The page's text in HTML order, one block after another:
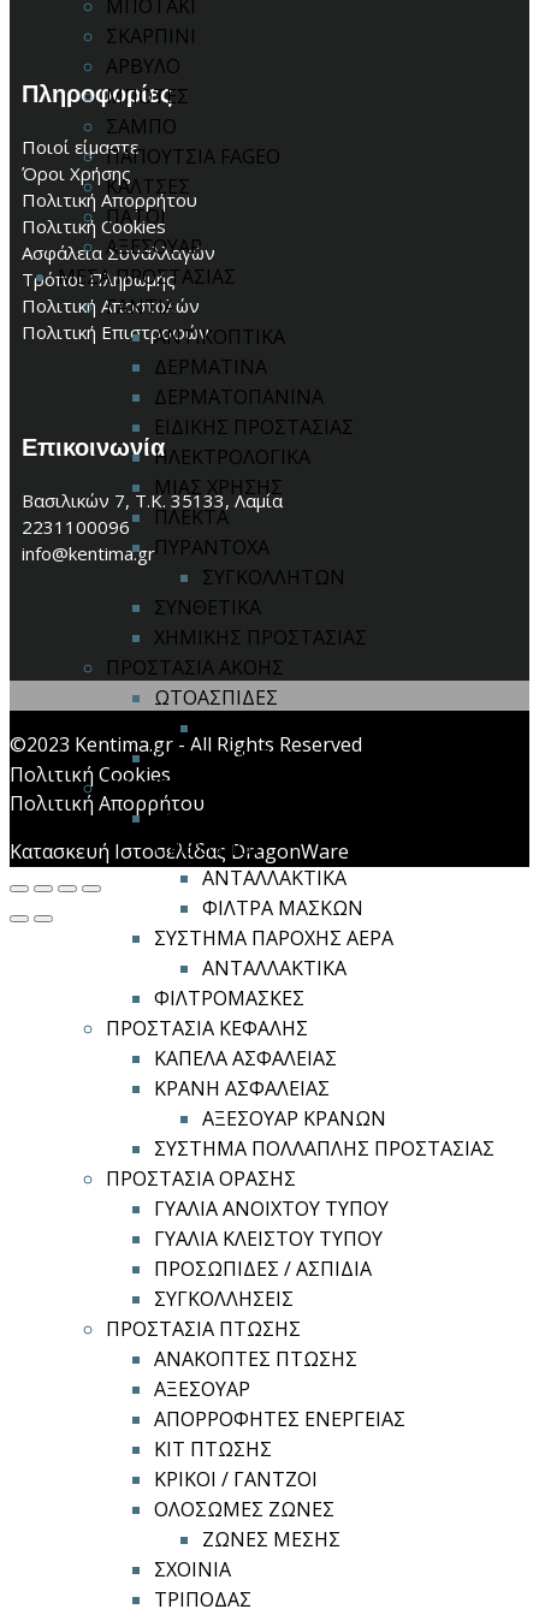
ΜΠΟΤΑΚΙ
ΣΚΑΡΠΙΝΙ
ΑΡΒΥΛΟ
ΜΠΟΤΕΣ
ΣΑΜΠΟ
ΠΑΠΟΥΤΣΙΑ FAGEO
ΚΑΛΤΣΕΣ
ΠΑΤΟΙ
ΑΞΕΣΟΥΑΡ
ΜΕΣΑ ΠΡΟΣΤΑΣΙΑΣ
ΓΑΝΤΙΑ
ΑΝΤΙΚΟΠΤΙΚΑ
ΔΕΡΜΑΤΙΝΑ
ΔΕΡΜΑΤΟΠΑΝΙΝΑ
ΕΙΔΙΚΗΣ ΠΡΟΣΤΑΣΙΑΣ
ΗΛΕΚΤΡΟΛΟΓΙΚΑ
ΜΙΑΣ ΧΡΗΣΗΣ
ΠΛΕΚΤΑ
ΠΥΡΑΝΤΟΧΑ
ΣΥΓΚΟΛΛΗΤΩΝ
ΣΥΝΘΕΤΙΚΑ
ΧΗΜΙΚΗΣ ΠΡΟΣΤΑΣΙΑΣ
ΠΡΟΣΤΑΣΙΑ ΑΚΟΗΣ
ΩΤΟΑΣΠΙΔΕΣ
ΩΤΟΠΩΜΑΤΑ
ΠΡΟΣΤΑΣΙΑ ΑΝΑΠΝΟΗΣ
ΜΑΣΚΕΣ ΙΜΙΣΕΩΣ / ΟΛΟΚΛΗΡΟΥ
ΠΡΟΣΩΠΟΥ
ΑΝΤΑΛΛΑΚΤΙΚΑ
ΦΙΛΤΡΑ ΜΑΣΚΩΝ
ΣΥΣΤΗΜΑ ΠΑΡΟΧΗΣ ΑΕΡΑ
ΑΝΤΑΛΛΑΚΤΙΚΑ
ΦΙΛΤΡΟΜΑΣΚΕΣ
ΠΡΟΣΤΑΣΙΑ ΚΕΦΑΛΗΣ
ΚΑΠΕΛΑ ΑΣΦΑΛΕΙΑΣ
ΚΡΑΝΗ ΑΣΦΑΛΕΙΑΣ
ΑΞΕΣΟΥΑΡ ΚΡΑΝΩΝ
ΣΥΣΤΗΜΑ ΠΟΛΛΑΠΛΗΣ ΠΡΟΣΤΑΣΙΑΣ
ΠΡΟΣΤΑΣΙΑ ΟΡΑΣΗΣ
ΓΥΑΛΙΑ ΑΝΟΙΧΤΟΥ ΤΥΠΟΥ
ΓΥΑΛΙΑ ΚΛΕΙΣΤΟΥ ΤΥΠΟΥ
ΠΡΟΣΩΠΙΔΕΣ / ΑΣΠΙΔΙΑ
ΣΥΓΚΟΛΛΗΣΕΙΣ
ΠΡΟΣΤΑΣΙΑ ΠΤΩΣΗΣ
ΑΝΑΚΟΠΤΕΣ ΠΤΩΣΗΣ
ΑΞΕΣΟΥΑΡ
ΑΠΟΡΡΟΦΗΤΕΣ ΕΝΕΡΓΕΙΑΣ
ΚΙΤ ΠΤΩΣΗΣ
ΚΡΙΚΟΙ / ΓΑΝΤΖΟΙ
ΟΛΟΣΩΜΕΣ ΖΩΝΕΣ
ΖΩΝΕΣ ΜΕΣΗΣ
ΣΧΟΙΝΙΑ
ΤΡΙΠΟΔΑΣ
Πληροφορίες
Ποιοί είμαστε
Όροι Χρήσης
Πολιτική Απορρήτου
Πολιτική Cookies
Ασφάλεια Συναλλαγών
Τρόποι Πληρωμής
Πολιτική Αποστολών
Πολιτική Επιστροφών
Επικοινωνία
Βασιλικών 7, Τ.Κ. 35133, Λαμία
2231100096
info@kentima.gr
©2023 Kentima.gr - All Rights Reserved
Πολιτική Cookies
Πολιτική Απορρήτου
Κατασκευή Ιστοσελίδας DragonWare